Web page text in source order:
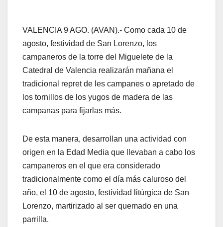
VALENCIA 9 AGO. (AVAN).- Como cada 10 de
agosto, festividad de San Lorenzo, los
campaneros de la torre del Miguelete de la
Catedral de Valencia realizarán mañana el
tradicional repret de les campanes o apretado de
los tornillos de los yugos de madera de las
campanas para fijarlas más.
De esta manera, desarrollan una actividad con
origen en la Edad Media que llevaban a cabo los
campaneros en el que era considerado
tradicionalmente como el día más caluroso del
año, el 10 de agosto, festividad litúrgica de San
Lorenzo, martirizado al ser quemado en una
parrilla.